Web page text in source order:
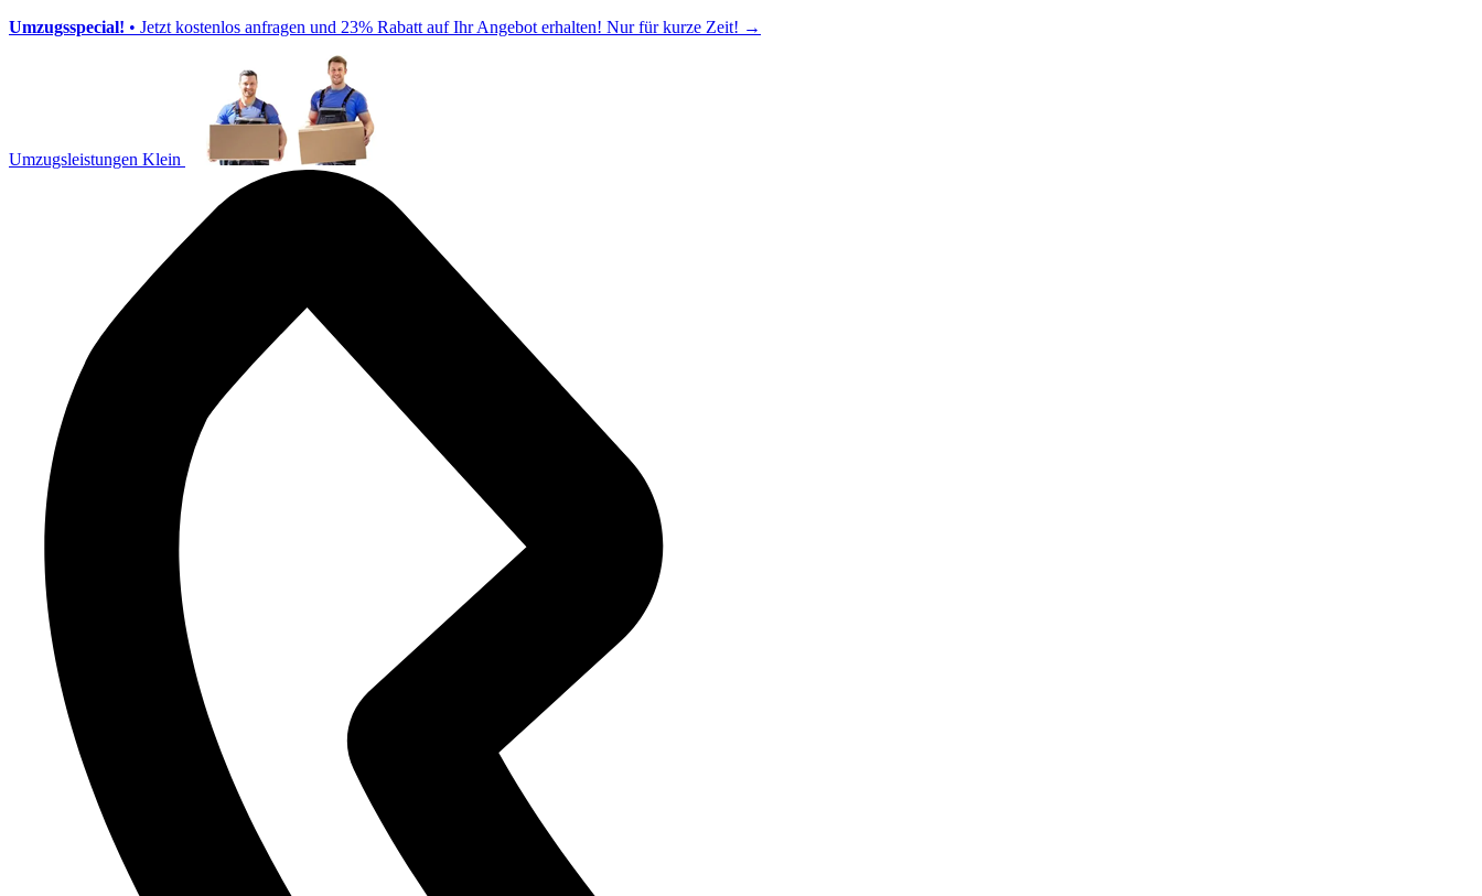
Umzugsspecial! • Jetzt kostenlos anfragen und 23% Rabatt auf Ihr Angebot erhalten! Nur für kurze Zeit! →
Umzugsleistungen Klein